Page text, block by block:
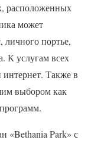
расположенных
может
личного портье,
К услугам всех
Также в
выбором как
«Bethania Park» с